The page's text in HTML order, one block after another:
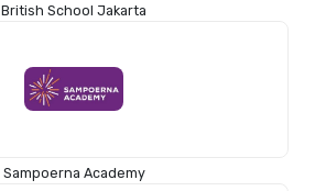
British School Jakarta
Sampoerna Academy